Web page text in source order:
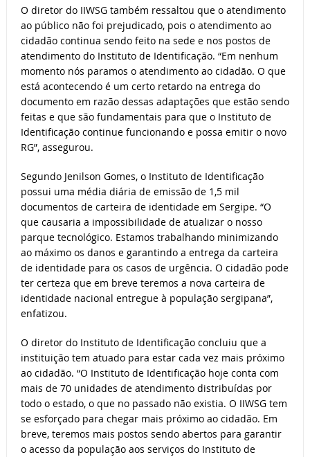
O diretor do IIWSG também ressaltou que o atendimento
ao público não foi prejudicado, pois o atendimento ao
cidadão continua sendo feito na sede e nos postos de
atendimento do Instituto de Identificação. “Em nenhum
momento nós paramos o atendimento ao cidadão. O que
está acontecendo é um certo retardo na entrega do
documento em razão dessas adaptações que estão sendo
feitas e que são fundamentais para que o Instituto de
Identificação continue funcionando e possa emitir o novo
RG”, assegurou.
Segundo Jenilson Gomes, o Instituto de Identificação
possui uma média diária de emissão de 1,5 mil
documentos de carteira de identidade em Sergipe. “O
que causaria a impossibilidade de atualizar o nosso
parque tecnológico. Estamos trabalhando minimizando
ao máximo os danos e garantindo a entrega da carteira
de identidade para os casos de urgência. O cidadão pode
ter certeza que em breve teremos a nova carteira de
identidade nacional entregue à população sergipana”,
enfatizou.
O diretor do Instituto de Identificação concluiu que a
instituição tem atuado para estar cada vez mais próximo
ao cidadão. “O Instituto de Identificação hoje conta com
mais de 70 unidades de atendimento distribuídas por
todo o estado, o que no passado não existia. O IIWSG tem
se esforçado para chegar mais próximo ao cidadão. Em
breve, teremos mais postos sendo abertos para garantir
o acesso da população aos serviços do Instituto de